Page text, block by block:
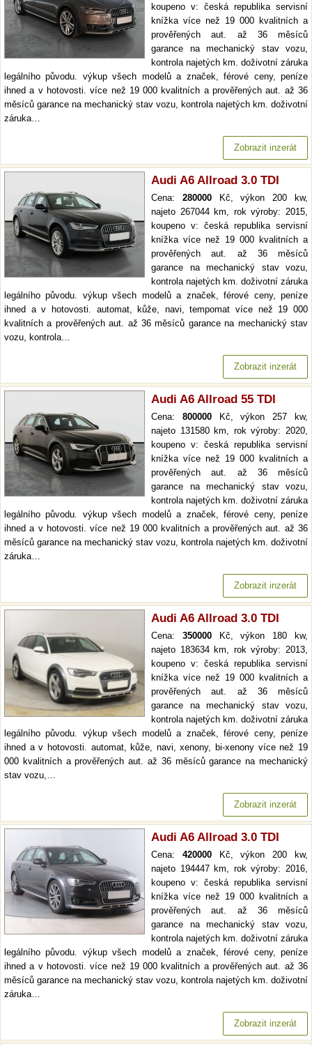
koupeno v: česká republika servisní
knížka více než 19 000 kvalitních a
prověřených aut. až 36 měsíců
garance na mechanický stav vozu,
kontrola najetých km. doživotní záruka
legálního původu. výkup všech modelů a značek, férové ceny, peníze
ihned a v hotovosti. více než 19 000 kvalitních a prověřených aut. až 36
měsíců garance na mechanický stav vozu, kontrola najetých km. doživotní
záruka…
Zobrazit inzerát
Audi A6 Allroad 3.0 TDI
Cena: 280000Kč, výkon 200 kw,
najeto 267044 km, rok výroby: 2015,
koupeno v: česká republika servisní
knížka více než 19 000 kvalitních a
prověřených aut. až 36 měsíců
garance na mechanický stav vozu,
kontrola najetých km. doživotní záruka
legálního původu. výkup všech modelů a značek, férové ceny, peníze
ihned a v hotovosti. automat, kůže, navi, tempomat více než 19 000
kvalitních a prověřených aut. až 36 měsíců garance na mechanický stav
vozu, kontrola…
Zobrazit inzerát
Audi A6 Allroad 55 TDI
Cena: 800000Kč, výkon 257 kw,
najeto 131580 km, rok výroby: 2020,
koupeno v: česká republika servisní
knížka více než 19 000 kvalitních a
prověřených aut. až 36 měsíců
garance na mechanický stav vozu,
kontrola najetých km. doživotní záruka
legálního původu. výkup všech modelů a značek, férové ceny, peníze
ihned a v hotovosti. více než 19 000 kvalitních a prověřených aut. až 36
měsíců garance na mechanický stav vozu, kontrola najetých km. doživotní
záruka…
Zobrazit inzerát
Audi A6 Allroad 3.0 TDI
Cena: 350000Kč, výkon 180 kw,
najeto 183634 km, rok výroby: 2013,
koupeno v: česká republika servisní
knížka více než 19 000 kvalitních a
prověřených aut. až 36 měsíců
garance na mechanický stav vozu,
kontrola najetých km. doživotní záruka
legálního původu. výkup všech modelů a značek, férové ceny, peníze
ihned a v hotovosti. automat, kůže, navi, xenony, bi-xenony více než 19
000 kvalitních a prověřených aut. až 36 měsíců garance na mechanický
stav vozu,…
Zobrazit inzerát
Audi A6 Allroad 3.0 TDI
Cena: 420000Kč, výkon 200 kw,
najeto 194447 km, rok výroby: 2016,
koupeno v: česká republika servisní
knížka více než 19 000 kvalitních a
prověřených aut. až 36 měsíců
garance na mechanický stav vozu,
kontrola najetých km. doživotní záruka
legálního původu. výkup všech modelů a značek, férové ceny, peníze
ihned a v hotovosti. více než 19 000 kvalitních a prověřených aut. až 36
měsíců garance na mechanický stav vozu, kontrola najetých km. doživotní
záruka…
Zobrazit inzerát